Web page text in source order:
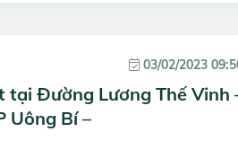
03/02/2023
tại Đường Lương Thế Vinh
Uông Bí –